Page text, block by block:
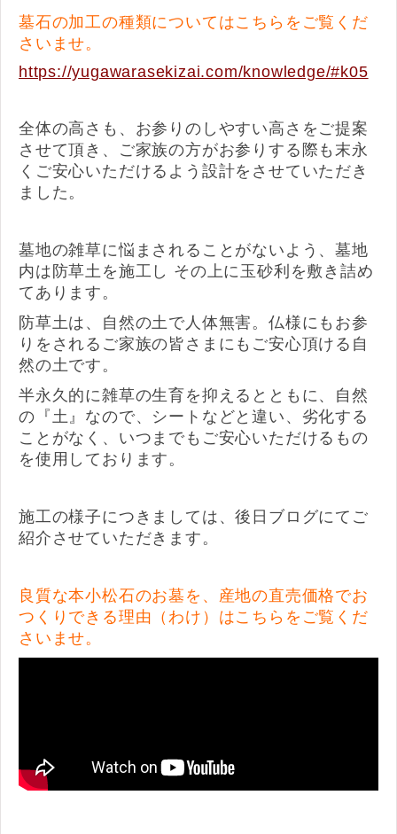
墓石の加工の種類についてはこちらをご覧くだ
さいませ。
https://yugawarasekizai.com/knowledge/#k05
全体の高さも、お参りのしやすい高さをご提案
させて頂き、ご家族の方がお参りする際も末永
くご安心いただけるよう設計をさせていただき
ました。
墓地の雑草に悩まされることがないよう、墓地
内は防草土を施工し その上に玉砂利を敷き詰め
てあります。
防草土は、自然の土で人体無害。仏様にもお参
りをされるご家族の皆さまにもご安心頂ける自
然の土です。
半永久的に雑草の生育を抑えるとともに、自然
の『土』なので、シートなどと違い、劣化する
ことがなく、いつまでもご安心いただけるもの
を使用しております。
施工の様子につきましては、後日ブログにてご
紹介させていただきます。
良質な本小松石のお墓を、産地の直売価格でお
つくりできる理由（わけ）はこちらをご覧くだ
さいませ。